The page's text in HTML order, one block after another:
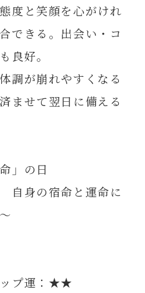
度と笑顔を心がけれ
できる。出会い・コ
良好。
調が崩れやすくなる
ませて翌日に備える
」の日
自身の宿命と運命に
ップ運：★★